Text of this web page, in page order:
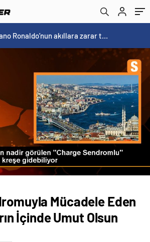
Cristiano Ronaldo’nun akıllara zarar tüm kariyerinin istatistiğini çıkardık !
Mücadele Eden
İçinde Umut Olsun